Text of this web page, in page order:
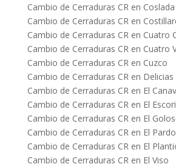
Cambio de Cerraduras CR en Coslada
Cambio de Cerraduras CR en
Cambio de Cerraduras CR en Cuatro
Cambio de Cerraduras CR en Cuatro
Cambio de Cerraduras CR en Cuzco
Cambio de Cerraduras CR en Delicias
Cambio de Cerraduras CR en El
Cambio de Cerraduras CR en El
Cambio de Cerraduras CR en El
Cambio de Cerraduras CR en El Pardo
Cambio de Cerraduras CR en El
Cambio de Cerraduras CR en El Viso